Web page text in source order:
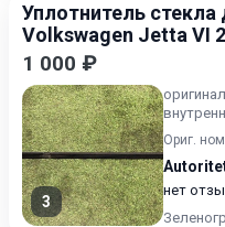
Уплотнитель
Volkswagen Jetta VI
1 000 ₽
3
Ориг.
нет